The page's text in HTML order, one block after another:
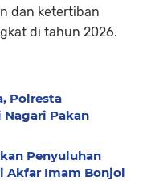
dan ketertiban
di tahun 2026.
Polresta
Pakan
Penyuluhan
Akfar Imam Bonjol